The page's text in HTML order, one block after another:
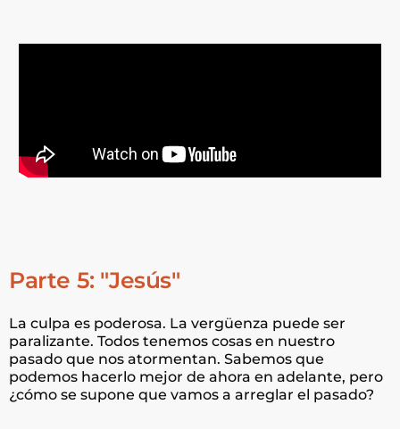
Parte 5: "Jesús"
La culpa es poderosa. La vergüenza puede ser
paralizante. Todos tenemos cosas en nuestro
pasado que nos atormentan. Sabemos que
podemos hacerlo mejor de ahora en adelante, pero
¿cómo se supone que vamos a arreglar el pasado?